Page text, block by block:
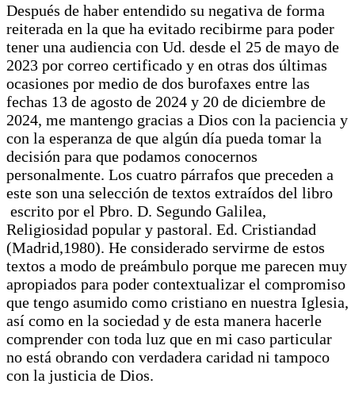
Después de haber entendido su negativa de forma
reiterada en la que ha evitado recibirme para poder
tener una audiencia con Ud. desde el 25 de mayo de
2023 por correo certificado y en otras dos últimas
ocasiones por medio de dos burofaxes entre las
fechas 13 de agosto de 2024 y 20 de diciembre de
2024, me mantengo gracias a Dios con la paciencia y
con la esperanza de que algún día pueda tomar la
decisión para que podamos conocernos
personalmente. Los cuatro párrafos que preceden a
este son una selección de textos extraídos del libro
escrito por el Pbro. D. Segundo Galilea,
Religiosidad popular y pastoral. Ed. Cristiandad
(Madrid,1980). He considerado servirme de estos
textos a modo de preámbulo porque me parecen muy
apropiados para poder contextualizar el compromiso
que tengo asumido como cristiano en nuestra Iglesia,
así como en la sociedad y de esta manera hacerle
comprender con toda luz que en mi caso particular
no está obrando con verdadera caridad ni tampoco
con la justicia de Dios.